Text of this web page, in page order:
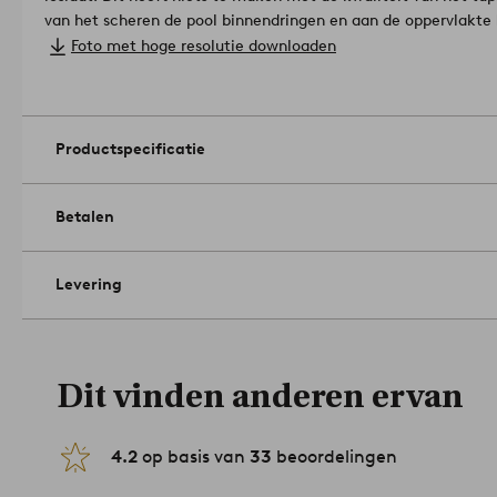
van het scheren de pool binnendringen en aan de oppervlakte
Materiaal: 100% Katoen.
Gramsgewicht: 1700 g/m².Machinewasbaar op 30°C.
droogtrommel op lage temperatuur. Niet strijken. Geen
Foto met hoge resolutie downloaden
Productspecificatie
Betalen
Levering
Dit vinden anderen ervan
4.2 op basis van 33 beoordelingen